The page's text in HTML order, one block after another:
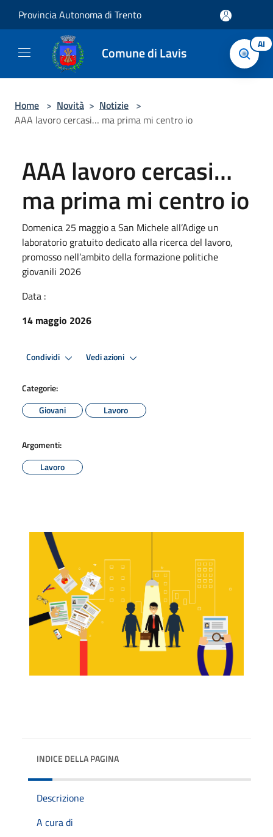
Provincia Autonoma di Trento
Comune di Lavis AI
Home > Novità > Notizie >
AAA lavoro cercasi… ma prima mi centro io
AAA lavoro cercasi…
ma prima mi centro io
Domenica 25 maggio a San Michele all’Adige un
laboratorio gratuito dedicato alla ricerca del lavoro,
promosso nell’ambito della formazione politiche
giovanili 2026
Data :
14 maggio 2026
Condividi Vedi azioni
Categorie:
Giovani
Lavoro
Argomenti:
Lavoro
INDICE DELLA PAGINA
Descrizione
A cura di